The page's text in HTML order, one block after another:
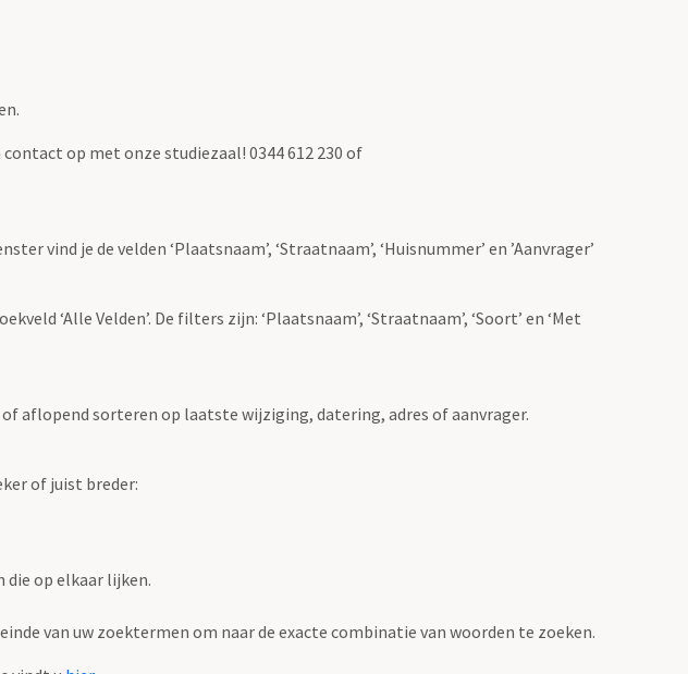
op met onze studiezaal! 0344 612 230 of
vind je de velden ‘Plaatsnaam’, ‘Straatnaam’, ‘Huisnummer’ en ’Aanvrager’
‘Alle Velden’. De filters zijn: ‘Plaatsnaam’, ‘Straatnaam’, ‘Soort’ en ‘Met
aflopend sorteren op laatste wijziging, datering, adres of aanvrager.
of juist breder:
op elkaar lijken.
van uw zoektermen om naar de exacte combinatie van woorden te zoeken.